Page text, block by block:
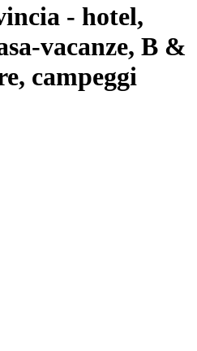
- hotel,
vacanze, B &
campeggi